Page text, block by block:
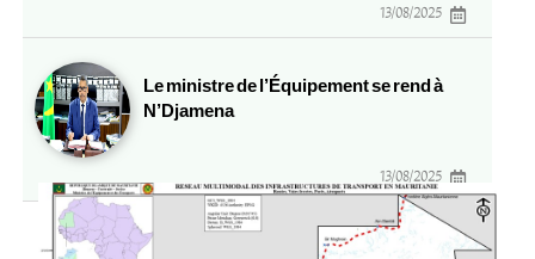
13/08/2025
Le ministre de l’Équipement se rend à
N’Djamena
13/08/2025